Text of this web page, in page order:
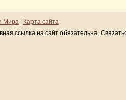
Мира
Карта сайта
ссылка на сайт обязательна.